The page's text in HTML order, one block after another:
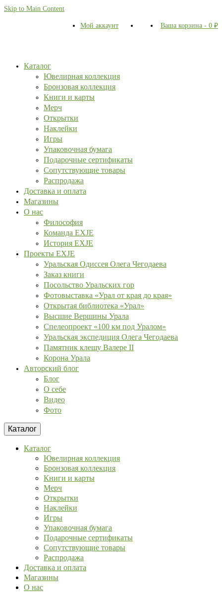
Skip to Main Content
Мой аккаунт Ваша корзина - 0 ₽
Каталог
Ювелирная коллекция
Бронзовая коллекция
Книги и карты
Мерч
Открытки
Наклейки
Игры
Упаковочная бумага
Подарочные сертификаты
Сопутствующие товары
Распродажа
Доставка и оплата
Магазины
О нас
Философия
Команда EXJE
История EXJE
Проекты EXJE
Уральская Одиссея Олега Чегодаева
Заказ книги
Посольство Уральских гор
Фотовыставка «Урал от края до края»
Открытая библиотека «Урал»
Высшие Вершины Урала
Спелеопроект «100 км под Уралом»
Уральская экспедиция Олега Чегодаева
Памятник клещу Валере II
Корона Урала
Авторский блог
Блог
О себе
Видео
Фото
Каталог
Каталог
Ювелирная коллекция
Бронзовая коллекция
Книги и карты
Мерч
Открытки
Наклейки
Игры
Упаковочная бумага
Подарочные сертификаты
Сопутствующие товары
Распродажа
Доставка и оплата
Магазины
О нас